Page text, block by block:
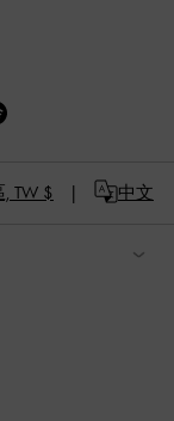
, TW $ 中文